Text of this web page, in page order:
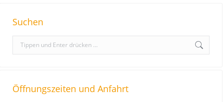
Suchen
e
c
Öffnungszeiten und Anfahrt